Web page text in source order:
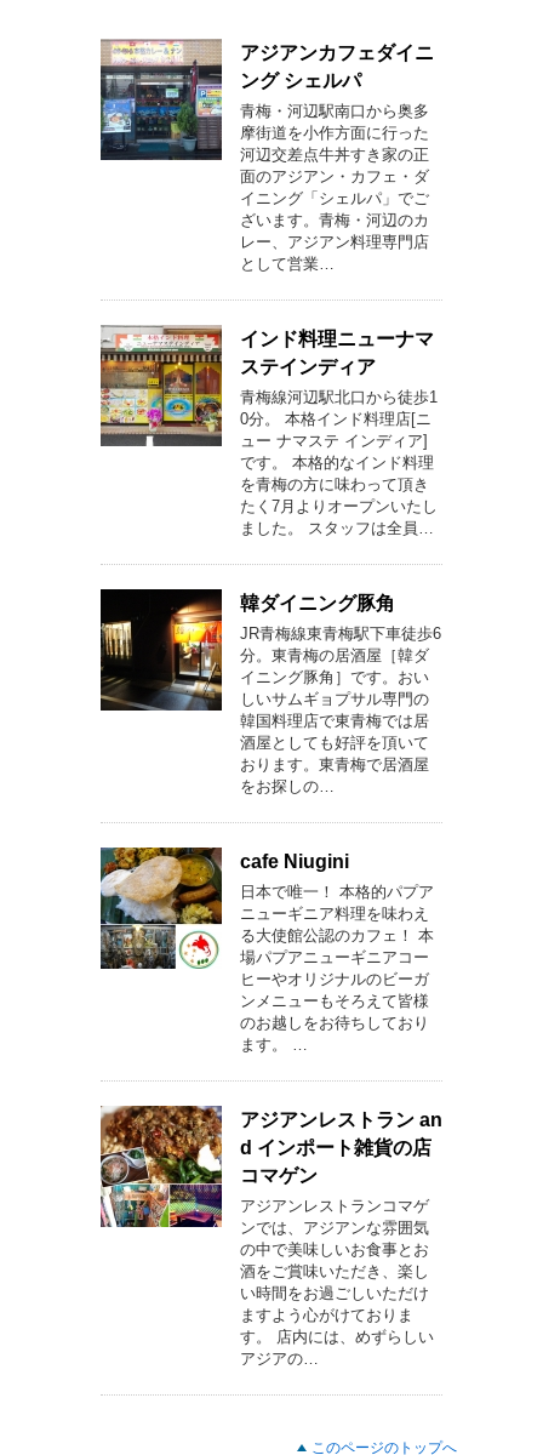
アジアンカフェダイニ
ング シェルパ
青梅・河辺駅南口から奥多
摩街道を小作方面に行った
河辺交差点牛丼すき家の正
面のアジアン・カフェ・ダ
イニング「シェルパ」でご
ざいます。青梅・河辺のカ
レー、アジアン料理専門店
として営業…
インド料理ニューナマ
ステインディア
青梅線河辺駅北口から徒歩1
0分。 本格インド料理店[ニ
ュー ナマステ インディア]
です。 本格的なインド料理
を青梅の方に味わって頂き
たく7月よりオープンいたし
ました。 スタッフは全員…
韓ダイニング豚角
JR青梅線東青梅駅下車徒歩6
分。東青梅の居酒屋［韓ダ
イニング豚角］です。おい
しいサムギョプサル専門の
韓国料理店で東青梅では居
酒屋としても好評を頂いて
おります。東青梅で居酒屋
をお探しの…
cafe Niugini
日本で唯一！ 本格的パプア
ニューギニア料理を味わえ
る大使館公認のカフェ！ 本
場パプアニューギニアコー
ヒーやオリジナルのビーガ
ンメニューもそろえて皆様
のお越しをお待ちしており
ます。 …
アジアンレストラン an
d インポート雑貨の店
コマゲン
アジアンレストランコマゲ
ンでは、アジアンな雰囲気
の中で美味しいお食事とお
酒をご賞味いただき、楽し
い時間をお過ごしいただけ
ますよう心がけておりま
す。 店内には、めずらしい
アジアの…
このページのトップへ